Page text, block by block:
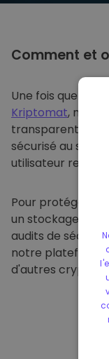
Comment et
Une fois que
Kriptomat, nous
transparente
sécurisé au sein
utilisateur reçoit
Pour protéger
un stockage
audits de
notre plateforme
d'autres crypto-